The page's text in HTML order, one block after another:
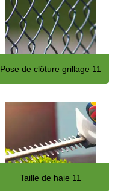
Pose de clôture grillage 11
Taille de haie 11